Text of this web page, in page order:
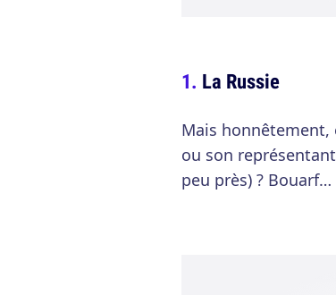
La Russie
Mais honnêtement,
ou son
peu près) ? Bouarf…